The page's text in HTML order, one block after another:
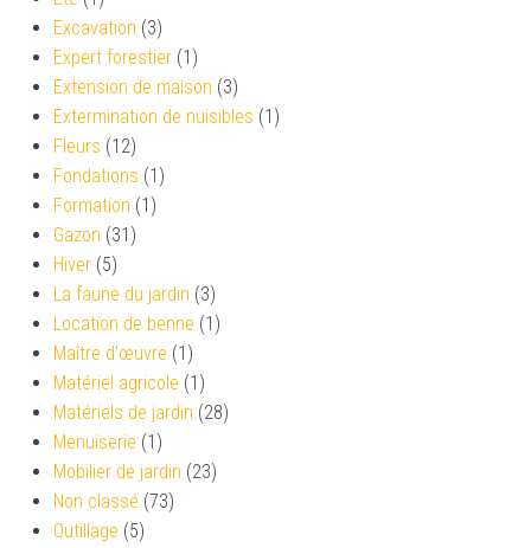
Excavation (3)
Expert forestier (1)
Extension de maison (3)
Extermination de nuisibles (1)
Fleurs (12)
Fondations (1)
Formation (1)
Gazon (31)
Hiver (5)
La faune du jardin (3)
Location de benne (1)
Maître d'œuvre (1)
Matériel agricole (1)
Matériels de jardin (28)
Menuiserie (1)
Mobilier de jardin (23)
Non classé (73)
Outillage (5)